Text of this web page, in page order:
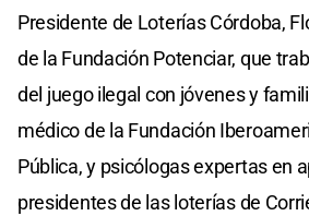
Presidente de Loterías Córdoba,
de la Fundación Potenciar, que
del juego ilegal con jóvenes y
médico de la Fundación
Pública, y psicólogas expertas en
presidentes de las loterías de